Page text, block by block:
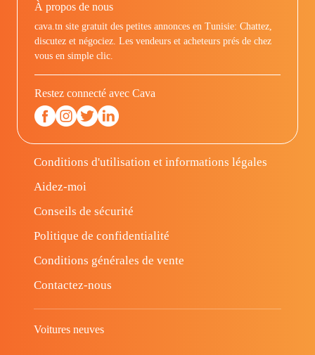
À propos de nous
cava.tn site gratuit des petites annonces en Tunisie: Chattez,
discutez et négociez. Les vendeurs et acheteurs prés de chez
vous en simple clic.
Restez connecté avec Cava
Conditions d'utilisation et informations légales
Aidez-moi
Conseils de sécurité
Politique de confidentialité
Conditions générales de vente
Contactez-nous
Voitures neuves